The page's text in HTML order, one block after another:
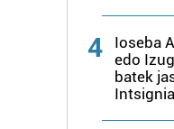
4
Ioseba
edo
batek
Intsignia